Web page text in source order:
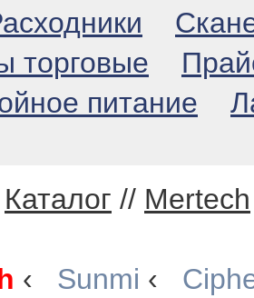
торговые
питание
Каталог // Mertech
‹ Sunmi ‹